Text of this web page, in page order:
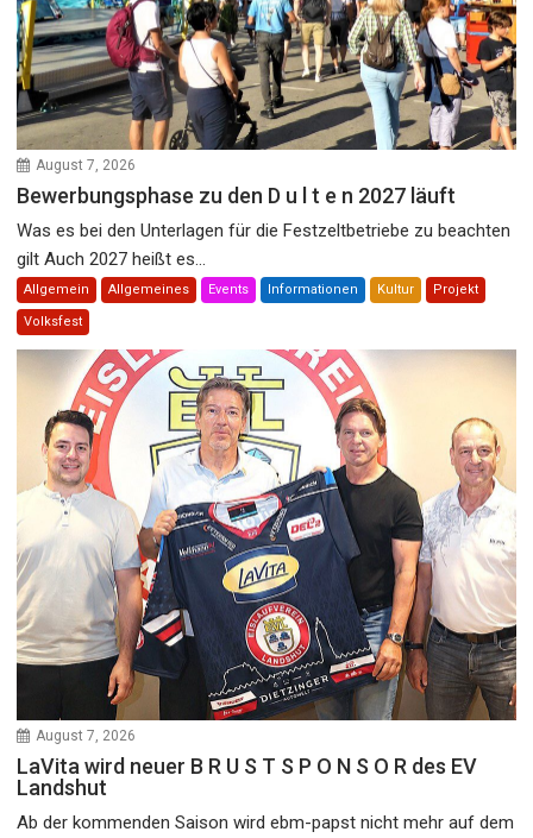
August 7, 2026
Bewerbungsphase zu den D u l t e n 2027 läuft
Was es bei den Unterlagen für die Festzeltbetriebe zu beachten
gilt Auch 2027 heißt es...
Allgemein Allgemeines Events Informationen Kultur Projekt
Volksfest
August 7, 2026
LaVita wird neuer B R U S T S P O N S O R des EV
Landshut
Ab der kommenden Saison wird ebm-papst nicht mehr auf dem